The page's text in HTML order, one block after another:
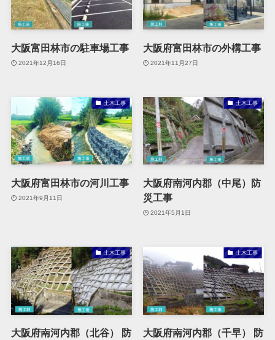
大阪富田林市の駐車場工事
2021年12月16日
大阪府富田林市の外構工事
2021年11月27日
土木工事
大阪府富田林市の河川工事
2021年9月11日
土木工事
大阪府南河内郡（中尾）防
災工事
2021年5月1日
土木工事
大阪府南河内郡（北谷） 防
土木工事
大阪府南河内郡（千早） 防